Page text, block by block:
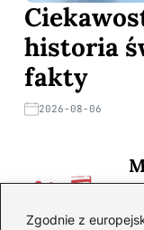
Zgodnie z
historia
fakty
2026-08-06
—